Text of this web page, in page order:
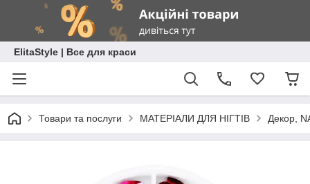
ElitaStyle | Все для краси
Товари та послуги МАТЕРІАЛИ ДЛЯ НІГТІВ Декор,